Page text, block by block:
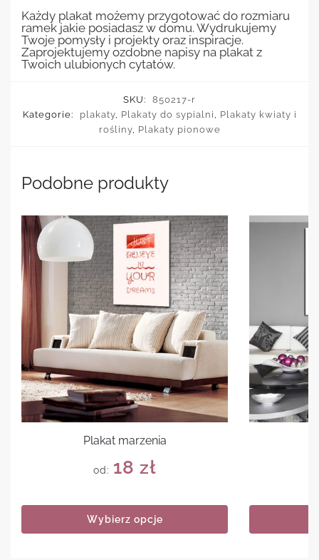
Każdy plakat możemy przygotować do rozmiaru
ramek jakie posiadasz w domu. Wydrukujemy
Twoje pomysły i projekty oraz inspiracje.
Zaprojektujemy ozdobne napisy na plakat z
Twoich ulubionych cytatów.
SKU:
850217-r
Kategorie:
plakaty, Plakaty do sypialni
Plakaty kwiaty i
rośliny, Plakaty pionowe
Podobne produkty
Plakat marzenia
od: 18 zł
Wybierz opcje